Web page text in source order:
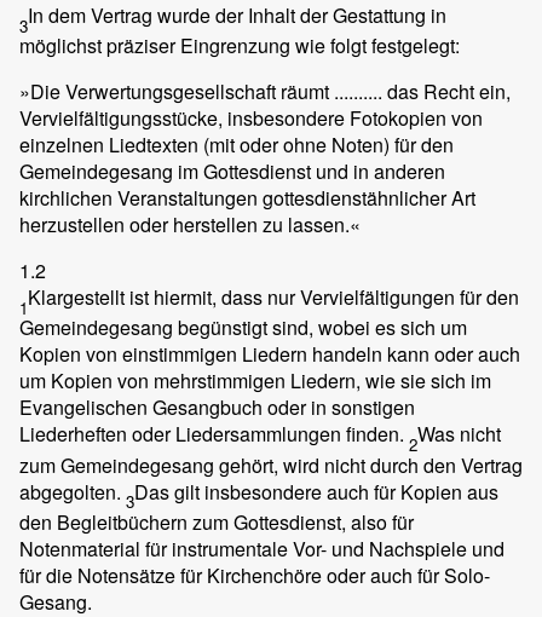
3In dem Vertrag wurde der Inhalt der Gestattung in
möglichst präziser Eingrenzung wie folgt festgelegt:
»Die Verwertungsgesellschaft räumt .......... das Recht ein,
Vervielfältigungsstücke, insbesondere Fotokopien von
einzelnen Liedtexten (mit oder ohne Noten) für den
Gemeindegesang im Gottesdienst und in anderen
kirchlichen Veranstaltungen gottesdienstähnlicher Art
herzustellen oder herstellen zu lassen.«
1.2
1Klargestellt ist hiermit, dass nur Vervielfältigungen für den
Gemeindegesang begünstigt sind, wobei es sich um
Kopien von einstimmigen Liedern handeln kann oder auch
um Kopien von mehrstimmigen Liedern, wie sie sich im
Evangelischen Gesangbuch oder in sonstigen
Liederheften oder Liedersammlungen finden. 2Was nicht
zum Gemeindegesang gehört, wird nicht durch den Vertrag
abgegolten. 3Das gilt insbesondere auch für Kopien aus
den Begleitbüchern zum Gottesdienst, also für
Notenmaterial für instrumentale Vor- und Nachspiele und
für die Notensätze für Kirchenchöre oder auch für Solo-
Gesang.